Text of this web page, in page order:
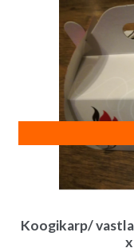
Koogikarp/